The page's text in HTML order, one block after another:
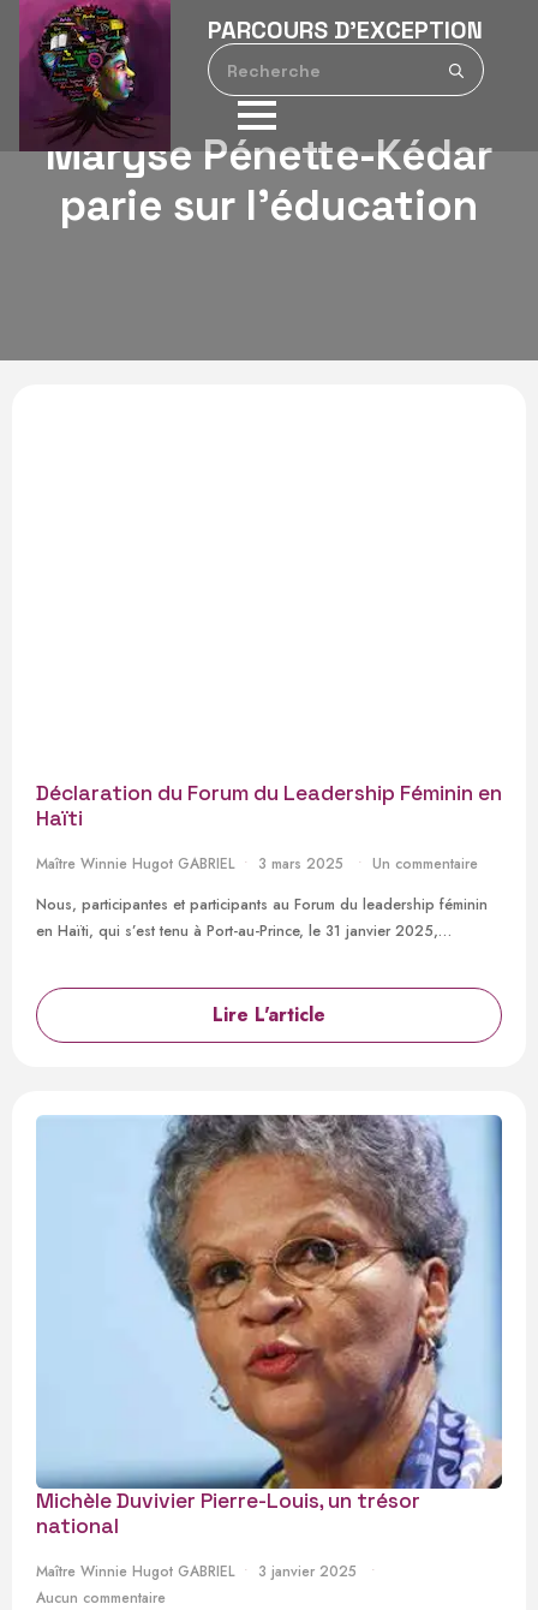
PARCOURS D’EXCEPTION
Search
for:
Maryse Pénette-Kédar
parie sur l’éducation
Déclaration du Forum du Leadership Féminin en
Haïti
Maître Winnie Hugot GABRIEL 3 mars 2025
Un commentaire
Nous, participantes et participants au Forum du leadership féminin
en Haïti, qui s’est tenu à Port-au-Prince, le 31 janvier 2025,…
Lire L'article
Michèle Duvivier Pierre-Louis, un trésor
national
Maître Winnie Hugot GABRIEL
3 janvier 2025
Aucun commentaire